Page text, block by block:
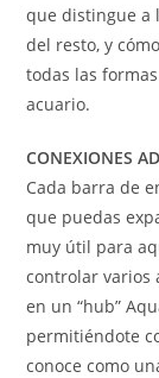
que distingue a
del resto, y
todas las
acuario.
CONEXIONES
Cada barra de
que puedas
muy útil para
controlar varios
en un “hub”
permitiéndote
conoce como